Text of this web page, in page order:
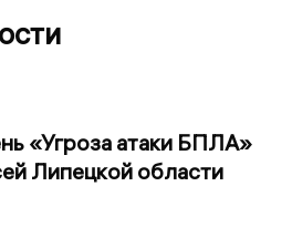
«Угроза атаки БПЛА»
Липецкой области